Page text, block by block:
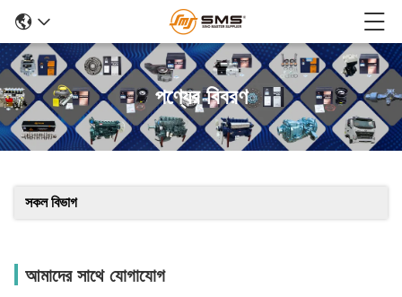
পণ্যের বিবরণ
সকল বিভাগ
আমাদের সাথে যোগাযোগ